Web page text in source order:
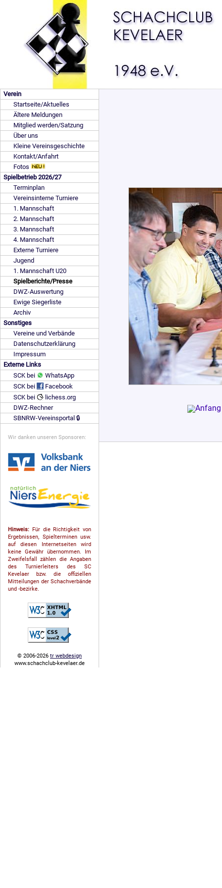
Verein
Startseite/Aktuelles
Ältere Meldungen
Mitglied werden/Satzung
Über uns
Kleine Vereinsgeschichte
Kontakt/Anfahrt
Fotos
Spielbetrieb 2026/27
Terminplan
Vereinsinterne Turniere
1. Mannschaft
2. Mannschaft
3. Mannschaft
4. Mannschaft
Externe Turniere
Jugend
1. Mannschaft U20
Spielberichte/Presse
DWZ-Auswertung
Ewige Siegerliste
Archiv
Sonstiges
Vereine und Verbände
Datenschutzerklärung
Impressum
Externe Links
SCK bei
WhatsApp
SCK bei
Facebook
SCK bei
lichess.org
DWZ-Rechner
SBNRW-Vereinsportal 🔒
Wir danken unseren Sponsoren:
Hinweis: Für die Richtigkeit von
Ergebnissen, Spielterminen usw.
auf diesen Internetseiten wird
keine Gewähr übernommen. Im
Zweifelsfall zählen die Angaben
des Turnierleiters des SC
Kevelaer bzw. die offiziellen
Mitteilungen der Schach­ver­bände
und -bezirke.
© 2006-2026 tr webdesign
www.schachclub-kevelaer.de